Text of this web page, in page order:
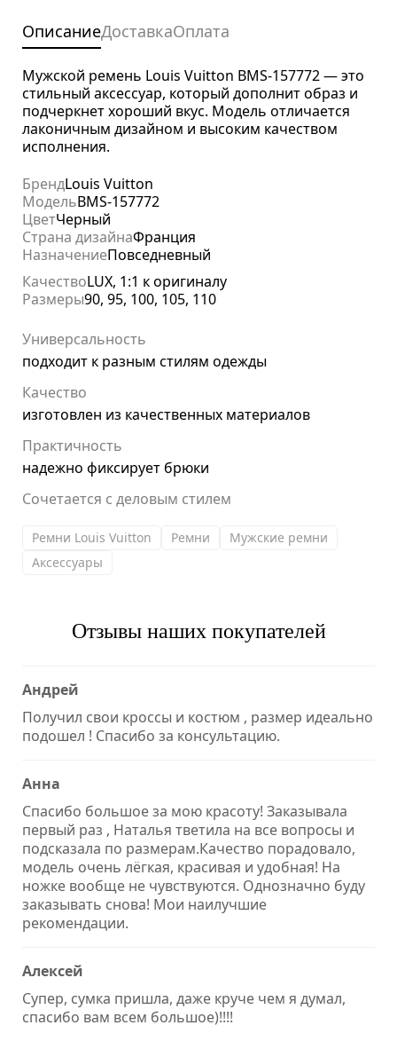
ОписаниеДоставкаОплата
Мужской ремень Louis Vuitton BMS-157772 — это
стильный аксессуар, который дополнит образ и
подчеркнет хороший вкус. Модель отличается
лаконичным дизайном и высоким качеством
исполнения.
БрендLouis Vuitton
МодельBMS-157772
ЦветЧерный
Страна дизайнаФранция
НазначениеПовседневный
КачествоLUX, 1:1 к оригиналу
Размеры90, 95, 100, 105, 110
Универсальность
подходит к разным стилям одежды
Качество
изготовлен из качественных материалов
Практичность
надежно фиксирует брюки
Сочетается с деловым стилем
Ремни Louis Vuitton Ремни
Мужские ремни
Аксессуары
Отзывы наших покупателей
Андрей
Получил свои кроссы и костюм , размер идеально
подошел ! Спасибо за консультацию.
Анна
Спасибо большое за мою красоту! Заказывала
первый раз , Наталья тветила на все вопросы и
подсказала по размерам.Качество порадовало,
модель очень лёгкая, красивая и удобная! На
ножке вообще не чувствуются. Однозначно буду
заказывать снова! Мои наилучшие
рекомендации.
Алексей
Супер, сумка пришла, даже круче чем я думал,
спасибо вам всем большое)!!!!